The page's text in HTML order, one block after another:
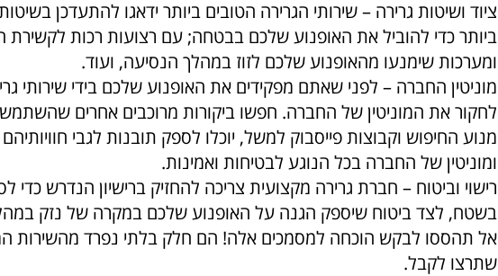
ציוד ושיטות גרירה – שירותי הגרירה הטובים ביותר ידאגו להתעדכן
ביותר כדי להוביל את האופנוע שלכם בבטחה; עם רצועות רכות לקשירת
ומערכות שימנעו מהאופנוע שלכם לזוז במהלך הנסיעה, ועוד.
מוניטין החברה – לפני שאתם מפקידים את האופנוע שלכם בידי שירותי
לחקור את המוניטין של החברה. חפשו ביקורות מרוכבים אחרים
מנוע החיפוש וקבוצות פייסבוק למשל, יוכלו לספק תובנות לגבי
ומוניטין של החברה בכל הנוגע לבטיחות ואמינות.
רישוי וביטוח – חברת גרירה מקצועית צריכה להחזיק ברישיון הנדרש כדי
בשטח, לצד ביטוח שיספק הגנה על האופנוע שלכם במקרה של נזק
אל תהססו לבקש הוכחה למסמכים אלה! הם חלק בלתי נפרד מהשירות
שתרצו לקבל.